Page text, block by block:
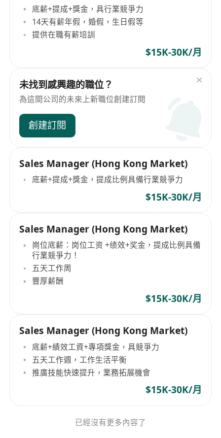
底薪+提成+獎金，具行業競爭力
14天有薪年假，婚假，生日假等
提供在職有薪培訓
$15K-30K/月
未找到感興趣的職位？
為這間公司的未來上新職位創建訂閱
創建訂閱
Sales Manager (Hong Kong Market)
底薪+提成+獎金，提成比例具備行業競爭力
$15K-30K/月
Sales Manager (Hong Kong Market)
崗位底薪：岗位工资 +绩效+奖金，提成比例具備
行業競爭力！
五天工作周
豐厚薪酬
$15K-30K/月
Sales Manager (Hong Kong Market)
底薪+績效工資+專項獎金，具競爭力
五天工作週，工作生活平衡
推廣技能快速提升，業務拓展機會
$15K-30K/月
已經沒有更多內容了